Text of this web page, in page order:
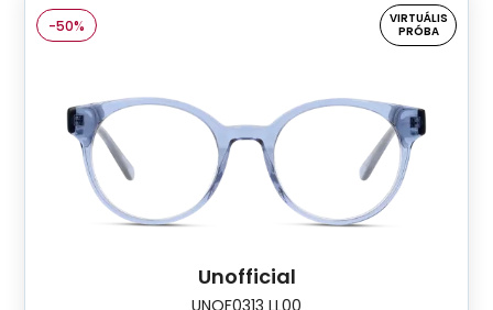
-50%
VIRTUÁLIS
PRÓBA
Unofficial
UNOF0313 LL00